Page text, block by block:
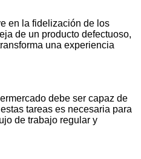
en la fidelización de los
de un producto defectuoso,
una experiencia
debe ser capaz de
tareas es necesaria para
de trabajo regular y